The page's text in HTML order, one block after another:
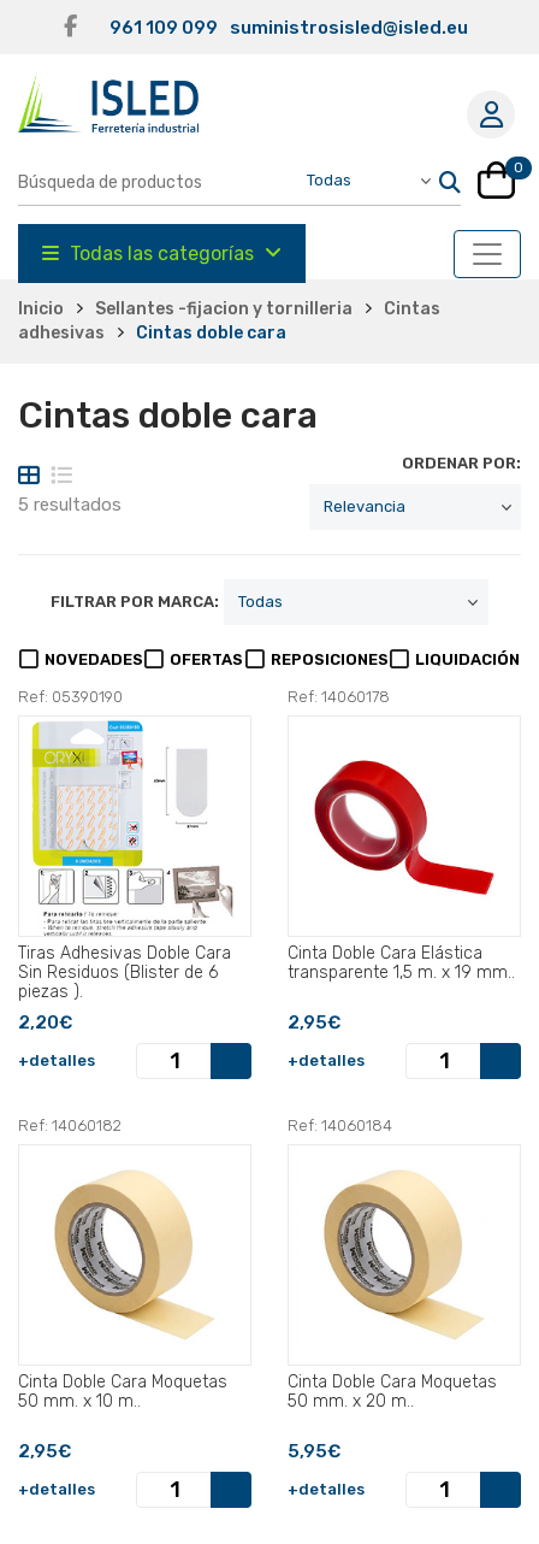
961 109 099 suministrosisled@isled.eu
0
Todas las categorías
Inicio Sellantes -fijacion y tornilleria
Cintas
adhesivas
Cintas doble cara
Cintas doble cara
5 resultados
ORDENAR POR:
FILTRAR POR MARCA:
NOVEDADES OFERTAS REPOSICIONES LIQUIDACIÓN
Ref: 05390190
Tiras Adhesivas Doble Cara
Sin Residuos (Blister de 6
piezas ).
2,20€
+detalles
Ref: 14060178
Cinta Doble Cara Elástica
transparente 1,5 m. x 19 mm..
2,95€
+detalles
Ref: 14060182
Cinta Doble Cara Moquetas
50 mm. x 10 m..
2,95€
+detalles
Ref: 14060184
Cinta Doble Cara Moquetas
50 mm. x 20 m..
5,95€
+detalles